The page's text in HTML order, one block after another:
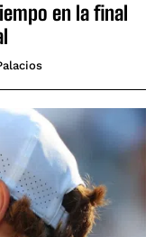
en la final